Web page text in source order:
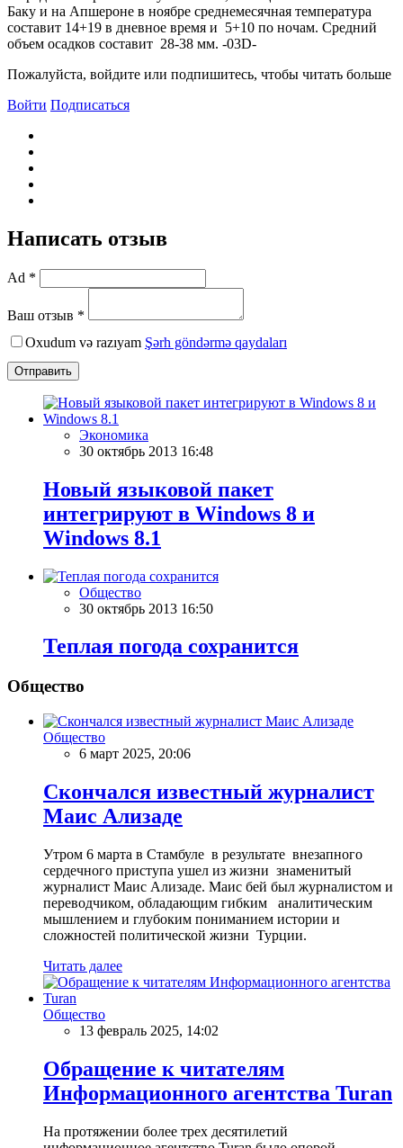
Баку и на Апшероне в ноябре среднемесячная температура
составит 14+19 в дневное время и 5+10 по ночам. Средний
объем осадков составит 28-38 мм. -03D-
Пожалуйста, войдите или подпишитесь, чтобы читать больше
Войти Подписаться
Написать отзыв
Ad *
Ваш отзыв *
Oxudum və razıyam Şərh göndərmə qaydaları
Отправить
Экономика
30 октябрь 2013 16:48
Новый языковой пакет
интегрируют в Windows 8 и
Windows 8.1
Общество
30 октябрь 2013 16:50
Теплая погода сохранится
Общество
Общество
6 март 2025, 20:06
Скончался известный журналист
Маис Ализаде
Утром 6 марта в Стамбуле в результате внезапного
сердечного приступа ушел из жизни знаменитый
журналист Маис Ализаде. Маис бей был журналистом и
переводчиком, обладающим гибким аналитическим
мышлением и глубоким пониманием истории и
сложностей политической жизни Турции.
Читать далее
Общество
13 февраль 2025, 14:02
Обращение к читателям
Информационного агентства Turan
На протяжении более трех десятилетий